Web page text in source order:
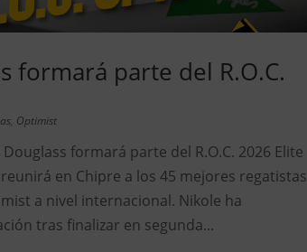
formará parte del R.O.C.
Optimist
formará parte del R.O.C. 2026 Elite
en Chipre a los 45 mejores regatistas
a nivel internacional. Nikole ha
tras finalizar en segunda...